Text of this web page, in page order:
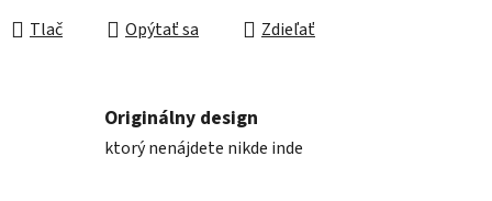
Tlač Opýtať sa Zdieľať
Originálny design
ktorý nenájdete nikde inde